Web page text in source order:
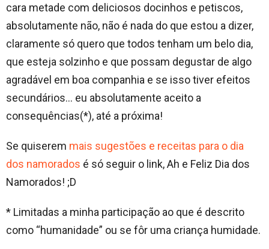
cara metade com deliciosos docinhos e petiscos,
absolutamente não, não é nada do que estou a dizer,
claramente só quero que todos tenham um belo dia,
que esteja solzinho e que possam degustar de algo
agradável em boa companhia e se isso tiver efeitos
secundários… eu absolutamente aceito a
consequências(*), até a próxima!
Se quiserem mais sugestões e receitas para o dia
dos namorados é só seguir o link, Ah e Feliz Dia dos
Namorados! ;D
* Limitadas a minha participação ao que é descrito
como “humanidade” ou se fôr uma criança humidade.